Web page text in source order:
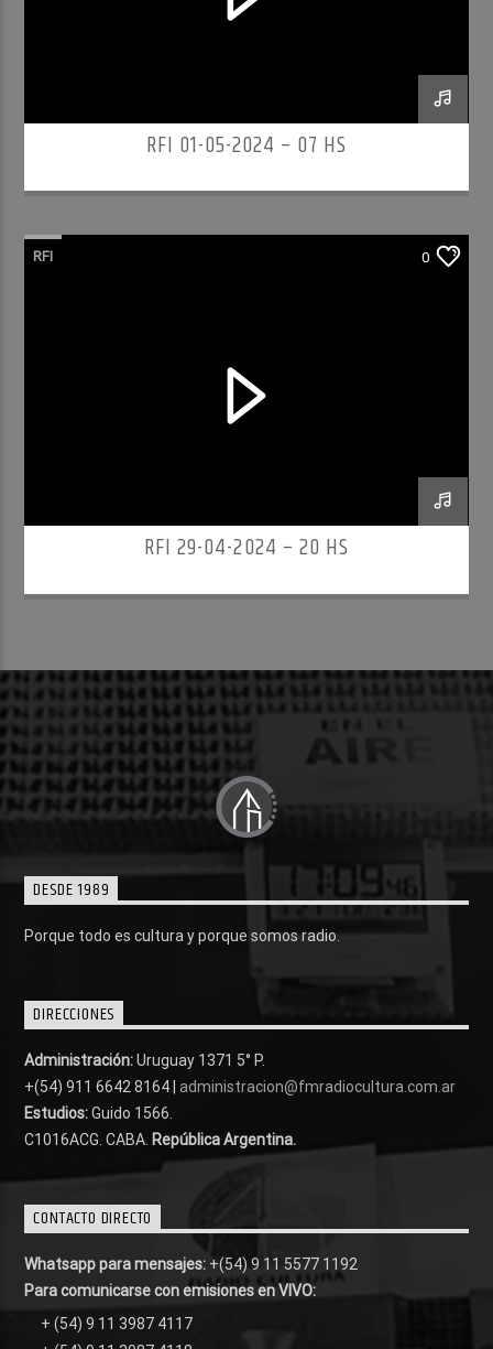
RFI 01-05-2024 – 07 HS
RFI 0
RFI 29-04-2024 – 20 HS
DESDE 1989
Porque todo es cultura y porque somos radio.
DIRECCIONES
Administración:Uruguay 1371 5° P.
+(54) 911 6642 8164 | administracion@fmradiocultura.com.ar
Estudios:Guido 1566.
C1016ACG . CABA. República Argentina.
CONTACTO DIRECTO
Whatsapp para mensajes: +(54) 9 11 5577 1192
Para comunicarse con emisiones en VIVO:
+ (54) 9 11 3987 4117